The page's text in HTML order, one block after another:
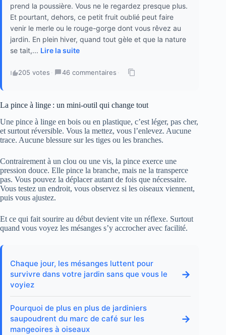
prend la poussière. Vous ne le regardez presque plus.
Et pourtant, dehors, ce petit fruit oublié peut faire
venir le merle ou le rouge-gorge dont vous rêvez au
jardin. En plein hiver, quand tout gèle et que la nature
se tait,... Lire la suite
205 votes · 46 commentaires ·
La pince à linge : un mini-outil qui change tout
Une pince à linge en bois ou en plastique, c’est léger, pas cher,
et surtout réversible. Vous la mettez, vous l’enlevez. Aucune
trace. Aucune blessure sur les tiges ou les branches.
Contrairement à un clou ou une vis, la pince exerce une
pression douce. Elle pince la branche, mais ne la transperce
pas. Vous pouvez la déplacer autant de fois que nécessaire.
Vous testez un endroit, vous observez si les oiseaux viennent,
puis vous ajustez.
Et ce qui fait sourire au début devient vite un réflexe. Surtout
quand vous voyez les mésanges s’y accrocher avec facilité.
Chaque jour, les mésanges luttent pour
survivre dans votre jardin sans que vous le
voyiez
→
Pourquoi de plus en plus de jardiniers
saupoudrent du marc de café sur les
mangeoires à oiseaux
→